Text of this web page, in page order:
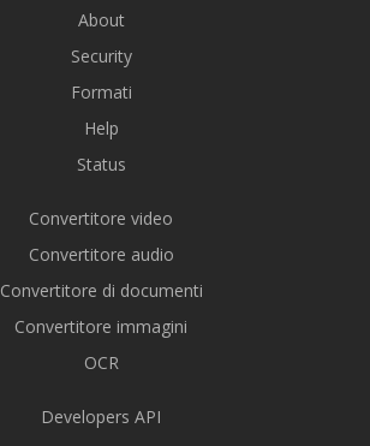
About
Security
Formati
Help
Status
Convertitore video
Convertitore audio
Convertitore di documenti
Convertitore immagini
OCR
Developers API